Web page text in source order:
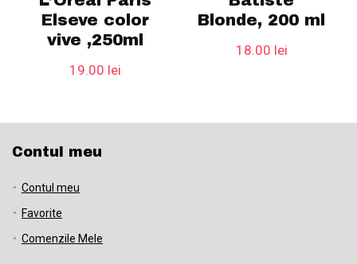
Elseve color
vive ,250ml
19.00 lei
Blonde, 200 ml
18.00 lei
Contul meu
Contul meu
Favorite
Comenzile Mele